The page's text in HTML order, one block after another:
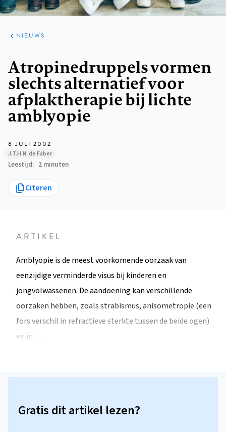
ARTIKELEN
HET
KORT
NIEUWS
Atropinedruppels vormen
slechts alternatief voor
afplaktherapie bij lichte
amblyopie
8 JULI 2002
J.T.H.N. de Faber
Leestijd 2 minuten
Citeren
ARTIKEL
Amblyopie is de meest voorkomende oorzaak van
eenzijdige verminderde visus bij kinderen en
jongvolwassenen. De aandoening kan verschillende
oorzaken hebben, zoals strabismus, anisometropie (een
fors verschil in refractieve sterkte tussen de beide ogen)
en in…
Gratis dit artikel lezen?